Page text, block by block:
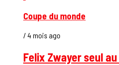
Coupe du monde
/ 4 mois ago
Felix Zwayer seul